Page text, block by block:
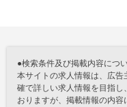
●検索条件及び掲載内容につ
本サイトの求人情報は、広
確で詳しい求人情報を目指
おりますが、掲載情報の内